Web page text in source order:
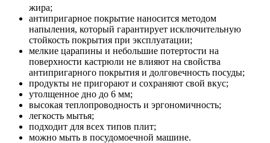
жира;
антипригарное покрытие наносится методом
напыления, который гарантирует исключительную
стойкость покрытия при эксплуатации;
мелкие царапины и небольшие потертости на
поверхности кастрюли не влияют на свойства
антипригарного покрытия и долговечность посуды;
продукты не пригорают и сохраняют свой вкус;
утолщенное дно до 6 мм;
высокая теплопроводность и эргономичность;
легкость мытья;
подходит для всех типов плит;
можно мыть в посудомоечной машине.